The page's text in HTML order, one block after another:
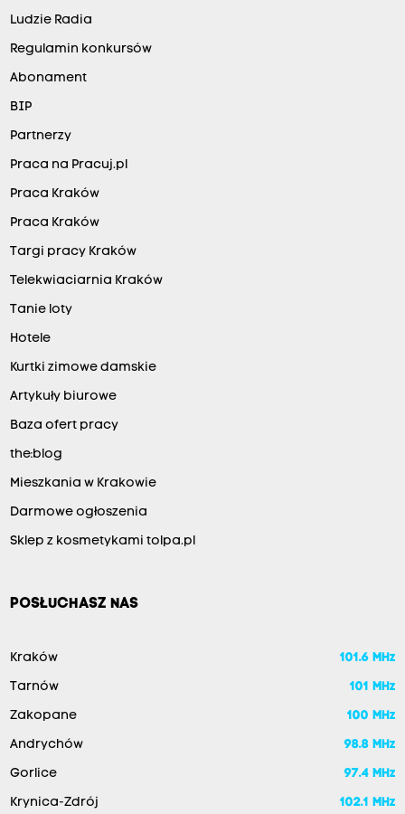
Ludzie Radia
Regulamin konkursów
Abonament
BIP
Partnerzy
Praca na Pracuj.pl
Praca Kraków
Praca Kraków
Targi pracy Kraków
Telekwiaciarnia Kraków
Tanie loty
Hotele
Kurtki zimowe damskie
Artykuły biurowe
Baza ofert pracy
the:blog
Mieszkania w Krakowie
Darmowe ogłoszenia
Sklep z kosmetykami tolpa.pl
POSŁUCHASZ NAS
Kraków 101.6 MHz
Tarnów 101 MHz
Zakopane 100 MHz
Andrychów 98.8 MHz
Gorlice 97.4 MHz
Krynica-Zdrój 102.1 MHz